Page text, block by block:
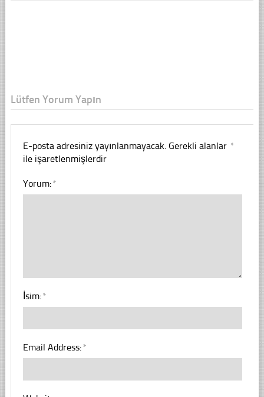
Lütfen Yorum Yapın
E-posta adresiniz yayınlanmayacak. Gerekli alanlar *
ile işaretlenmişlerdir
Yorum:*
İsim:*
Email Address:*